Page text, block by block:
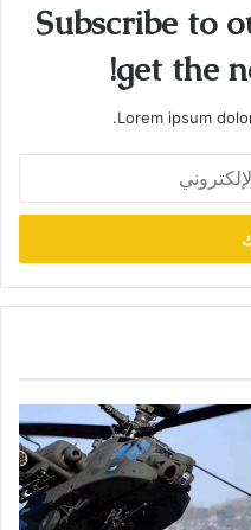
Subscribe to
get the
Lorem ipsum